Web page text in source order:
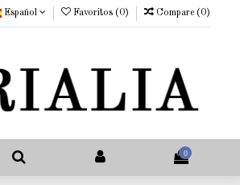
Español Favoritos (0) Compare (0)
0